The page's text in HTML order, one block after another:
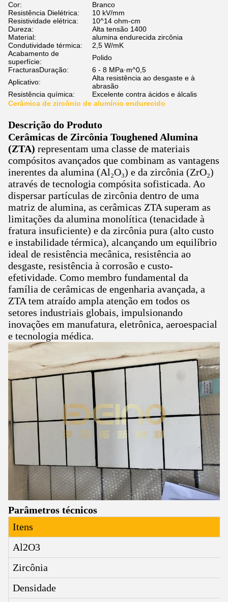
Cor:
Branco
Resistência Dielétrica:
10 kV/mm
Resistividade elétrica:
10^14 ohm-cm
Dureza:
Alta tensão 1400
Material:
alumina endurecida zircônia
Condutividade térmica:
2,5 W/mK
Acabamento de
superfície:
Polido
FracturasDuração:
6 - 8 MPa·m^0,5
Aplicativo:
Alta resistência ao desgaste e à
abrasão
Resistência química:
Excelente contra ácidos e álcalis
Cerâmica de zircônio de alumínio endurecido
Descrição do Produto
Cerâmicas de Zircônia Toughened Alumina
(ZTA) representam uma classe de materiais
compósitos avançados que combinam as vantagens
inerentes da alumina (Al₂O₃) e da zircônia (ZrO₂)
através de tecnologia compósita sofisticada. Ao
dispersar partículas de zircônia dentro de uma
matriz de alumina, as cerâmicas ZTA superam as
limitações da alumina monolítica (tenacidade à
fratura insuficiente) e da zircônia pura (alto custo
e instabilidade térmica), alcançando um equilíbrio
ideal de resistência mecânica, resistência ao
desgaste, resistência à corrosão e custo-
efetividade. Como membro fundamental da
família de cerâmicas de engenharia avançada, a
ZTA tem atraído ampla atenção em todos os
setores industriais globais, impulsionando
inovações em manufatura, eletrônica, aeroespacial
e tecnologia médica.
Parâmetros técnicos
Itens
Al2O3
Zircônia
Densidade